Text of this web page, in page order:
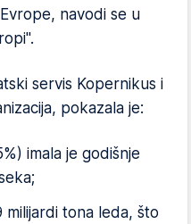
navodi se u
servis Kopernikus i
pokazala je:
imala je godišnje
milijardi tona leda, što